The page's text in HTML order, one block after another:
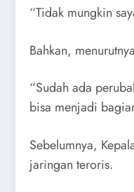
“Tidak mungkin
Bahkan,
“Sudah ada
bisa menjadi
Sebelumnya,
jaringan teroris.